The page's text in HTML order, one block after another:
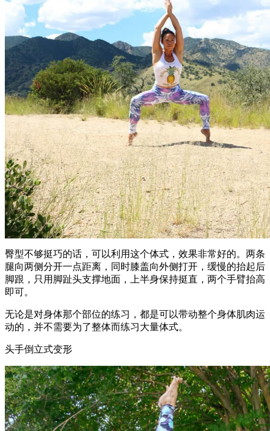
臀型不够挺巧的话，可以利用这个体式，效果非常好的。两条
腿向两侧分开一点距离，同时膝盖向外侧打开，缓慢的抬起后
脚跟，只用脚趾头支撑地面，上半身保持挺直，两个手臂抬高
即可。
无论是对身体那个部位的练习，都是可以带动整个身体肌肉运
动的，并不需要为了整体而练习大量体式。
头手倒立式变形